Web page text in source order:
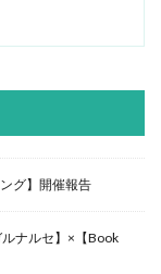
グ】開催報告
ナルセ】×【Book